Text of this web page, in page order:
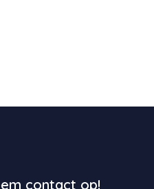
contact op!